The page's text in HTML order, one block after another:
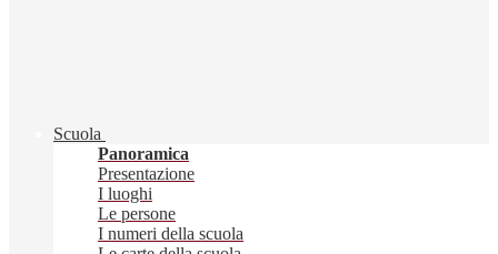
Scuola
Panoramica
Presentazione
I luoghi
Le persone
I numeri della scuola